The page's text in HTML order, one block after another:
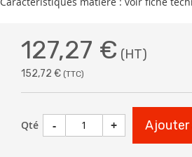
152,72 €
127,27 €
Qté - + Ajouter